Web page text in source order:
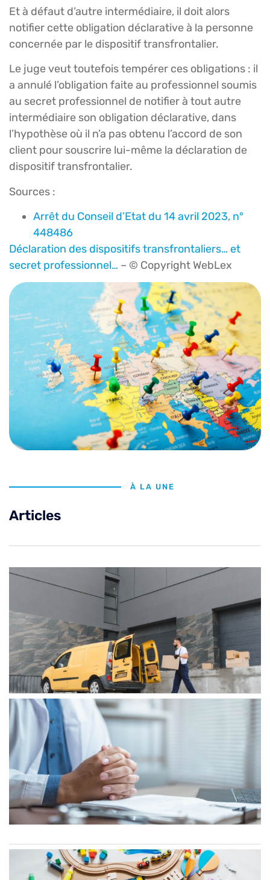
Et à défaut d’autre intermédiaire, il doit alors
notifier cette obligation déclarative à la personne
concernée par le dispositif transfrontalier.
Le juge veut toutefois tempérer ces obligations : il
a annulé l’obligation faite au professionnel soumis
au secret professionnel de notifier à tout autre
intermédiaire son obligation déclarative, dans
l’hypothèse où il n’a pas obtenu l’accord de son
client pour souscrire lui-même la déclaration de
dispositif transfrontalier.
Sources :
Arrêt du Conseil d’Etat du 14 avril 2023, n°
448486
Déclaration des dispositifs transfrontaliers… et
secret professionnel… – © Copyright WebLex
À LA UNE
Articles